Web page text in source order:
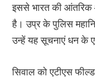
इससे भारत की आंतरिक
है। उप्र के पुलिस
उन्हें यह सूचनाएं धन के
सिवाल को एटीएस